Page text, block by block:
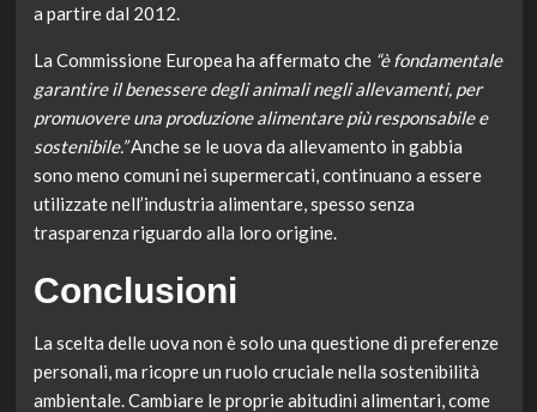
a partire dal 2012.
La Commissione Europea ha affermato che “è fondamentale
garantire il benessere degli animali negli allevamenti, per
promuovere una produzione alimentare più responsabile e
sostenibile.”Anche se le uova da allevamento in gabbia
sono meno comuni nei supermercati, continuano a essere
utilizzate nell’industria alimentare, spesso senza
trasparenza riguardo alla loro origine.
Conclusioni
La scelta delle uova non è solo una questione di preferenze
personali, ma ricopre un ruolo cruciale nella sostenibilità
ambientale. Cambiare le proprie abitudini alimentari, come